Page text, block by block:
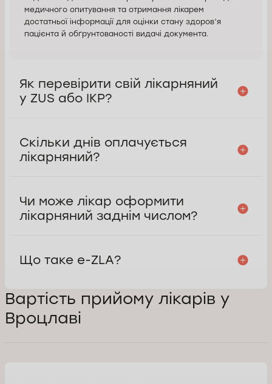
медичного опитування та отримання лікарем
достатньої інформації для оцінки стану здоров’я
пацієнта й обґрунтованості видачі документа.
Як перевірити свій лікарняний
у ZUS або IKP?
Скільки днів оплачується
лікарняний?
Чи може лікар оформити
лікарняний заднім числом?
Що таке e-ZLA?
Вартість прийому лікарів у
Вроцлаві